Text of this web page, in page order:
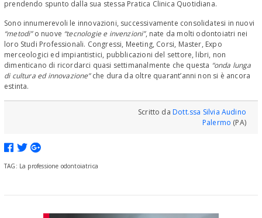
prendendo spunto dalla sua stessa Pratica Clinica Quotidiana.
Sono innumerevoli le innovazioni, successivamente consolidatesi in nuovi
“metodi”o nuove “tecnologie e invenzioni”, nate da molti odontoiatri nei
loro Studi Professionali. Congressi, Meeting, Corsi, Master, Expo
merceologici ed impiantistici, pubblicazioni del settore, libri, non
dimenticano di ricordarci quasi settimanalmente che questa “onda lunga
di cultura ed innovazione”che dura da oltre quarant’anni non si è ancora
estinta.
Scritto daDott.ssa Silvia Audino
Palermo (PA)
TAG: La professione odontoiatrica